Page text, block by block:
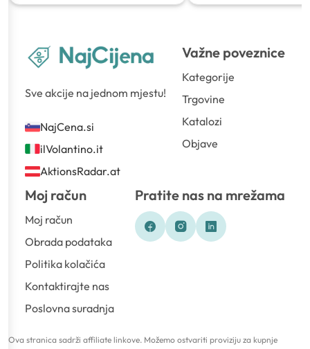
Sve akcije na jednom mjestu!
NajCena.si
ilVolantino.it
AktionsRadar.at
Važne poveznice
Kategorije
Trgovine
Katalozi
Objave
Moj račun
Moj račun
Obrada podataka
Politika kolačića
Kontaktirajte nas
Poslovna suradnja
Pratite nas na mrežama
Ova stranica sadrži affiliate linkove. Možemo ostvariti proviziju za kupnje